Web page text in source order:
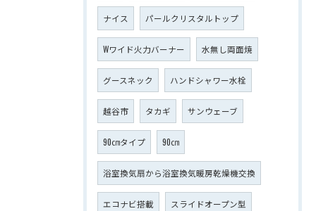
ナイス パールクリスタルトップ
Wワイド火力バーナー 水無し両面焼
グースネック ハンドシャワー水栓
越谷市 タカギ サンウェーブ
90㎝タイプ 90㎝
浴室換気扇から浴室換気暖房乾燥機交換
エコナビ搭載 スライドオープン型